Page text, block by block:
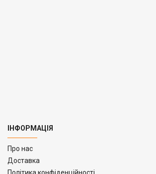
ІНФОРМАЦІЯ
Про нас
Доставка
Політика конфіденційності